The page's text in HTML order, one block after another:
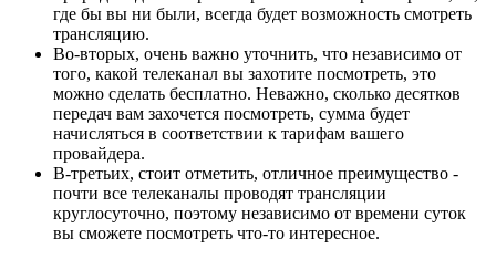
где бы вы ни были, всегда будет возможность смотреть
трансляцию.
Во-вторых, очень важно уточнить, что независимо от
того, какой телеканал вы захотите посмотреть, это
можно сделать бесплатно. Неважно, сколько десятков
передач вам захочется посмотреть, сумма будет
начисляться в соответствии к тарифам вашего
провайдера.
В-третьих, стоит отметить, отличное преимущество -
почти все телеканалы проводят трансляции
круглосуточно, поэтому независимо от времени суток
вы сможете посмотреть что-то интересное.